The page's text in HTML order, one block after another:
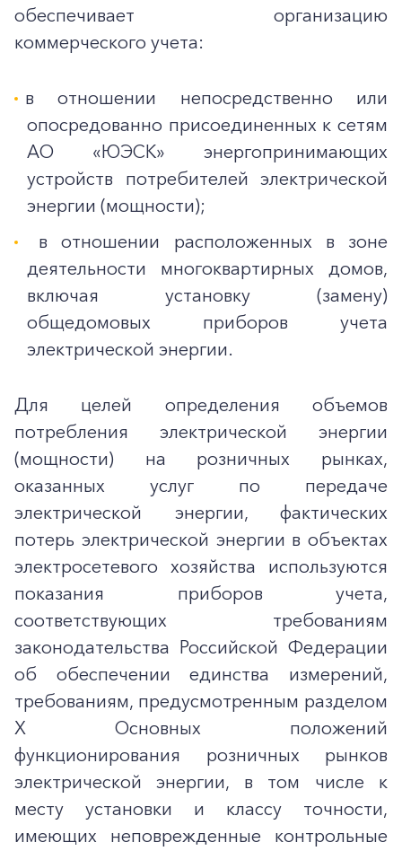
обеспечивает организацию
коммерческого учета:
в отношении непосредственно или
опосредованно присоединенных к сетям
АО «ЮЭСК» энергопринимающих
устройств потребителей электрической
энергии (мощности);
в отношении расположенных в зоне
деятельности многоквартирных домов,
включая установку (замену)
общедомовых приборов учета
электрической энергии.
Для целей определения объемов
потребления электрической энергии
(мощности) на розничных рынках,
оказанных услуг по передаче
электрической энергии, фактических
потерь электрической энергии в объектах
электросетевого хозяйства используются
показания приборов учета,
соответствующих требованиям
законодательства Российской Федерации
об обеспечении единства измерений,
требованиям, предусмотренным разделом
X Основных положений
функционирования розничных рынков
электрической энергии, в том числе к
месту установки и классу точности,
имеющих неповрежденные контрольные